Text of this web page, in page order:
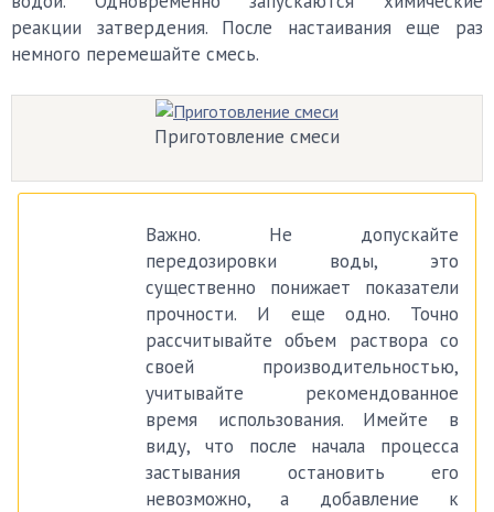
реакции затвердения. После настаивания еще раз
немного перемешайте смесь.
Приготовление смеси
Важно. Не допускайте
передозировки воды, это
существенно понижает показатели
прочности. И еще одно. Точно
рассчитывайте объем раствора со
своей производительностью,
учитывайте рекомендованное
время использования. Имейте в
виду, что после начала процесса
застывания остановить его
невозможно, а добавление к